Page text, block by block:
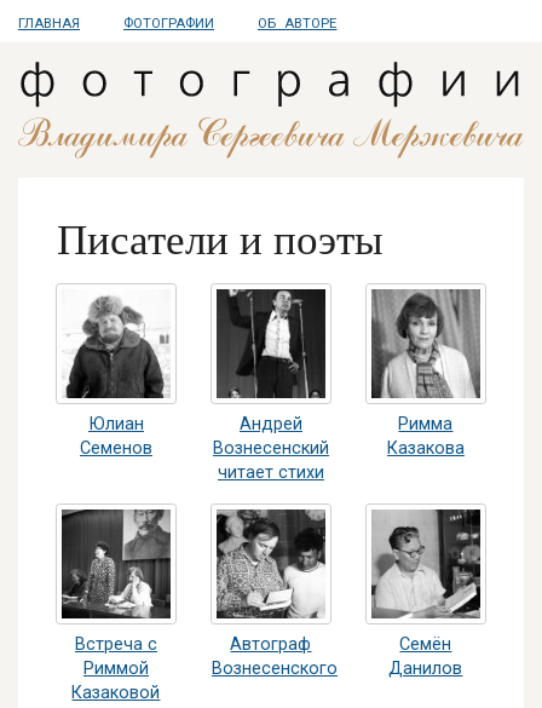
ГЛАВНАЯ ФОТОГРАФИИ ОБ АВТОРЕ
Писатели и поэты
Юлиан
Семенов
Андрей
Вознесенский
читает стихи
Римма
Казакова
Встреча с
Риммой
Казаковой
Автограф
Вознесенского
Семён
Данилов